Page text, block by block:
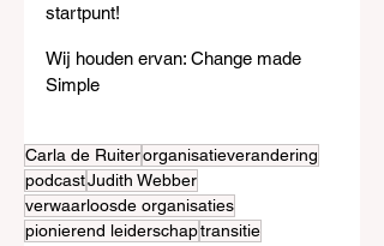
startpunt!
Wij houden ervan: Change made
Simple
Carla de Ruiterorganisatieverandering
podcastJudith Webber
verwaarloosde organisaties
pionierend leiderschaptransitie